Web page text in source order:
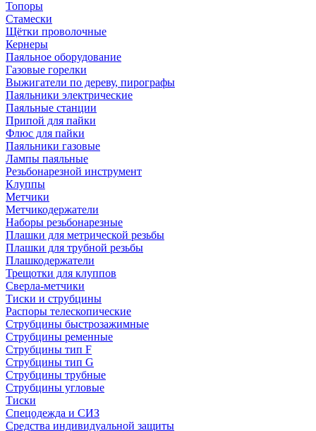
Топоры
Стамески
Щётки проволочные
Кернеры
Паяльное оборудование
Газовые горелки
Выжигатели по дереву, пирографы
Паяльники электрические
Паяльные станции
Припой для пайки
Флюс для пайки
Паяльники газовые
Лампы паяльные
Резьбонарезной инструмент
Клуппы
Метчики
Метчикодержатели
Наборы резьбонарезные
Плашки для метрической резьбы
Плашки для трубной резьбы
Плашкодержатели
Трещотки для клуппов
Сверла-метчики
Тиски и струбцины
Распоры телескопические
Струбцины быстрозажимные
Струбцины ременные
Струбцины тип F
Струбцины тип G
Струбцины трубные
Струбцины угловые
Тиски
Спецодежда и СИЗ
Средства индивидуальной защиты